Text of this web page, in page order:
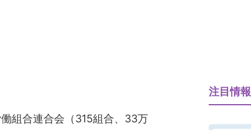
組合連合会（315組合、33万
注目情報